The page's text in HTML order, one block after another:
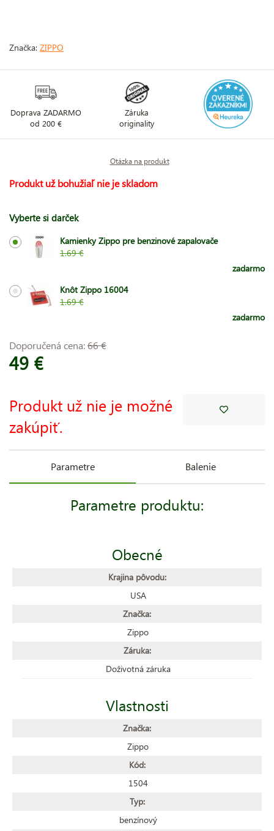
Značka: ZIPPO
Doprava ZADARMO
od 200 €
Záruka
originality
Otázka na produkt
Produkt už bohužiaľ nie je skladom
Vyberte si darček
Kamienky Zippo pre benzinové zapalovače
1.69 €
zadarmo
Knôt Zippo 16004
1.69 €
zadarmo
Doporučená cena:66 €
49 €
Produkt už nie je možné
zakúpiť.
Parametre Balenie
Parametre produktu:
Obecné
Krajina pôvodu:
USA
Značka:
Zippo
Záruka:
Doživotná záruka
Vlastnosti
Značka:
Zippo
Kód:
1504
Typ:
benzínový